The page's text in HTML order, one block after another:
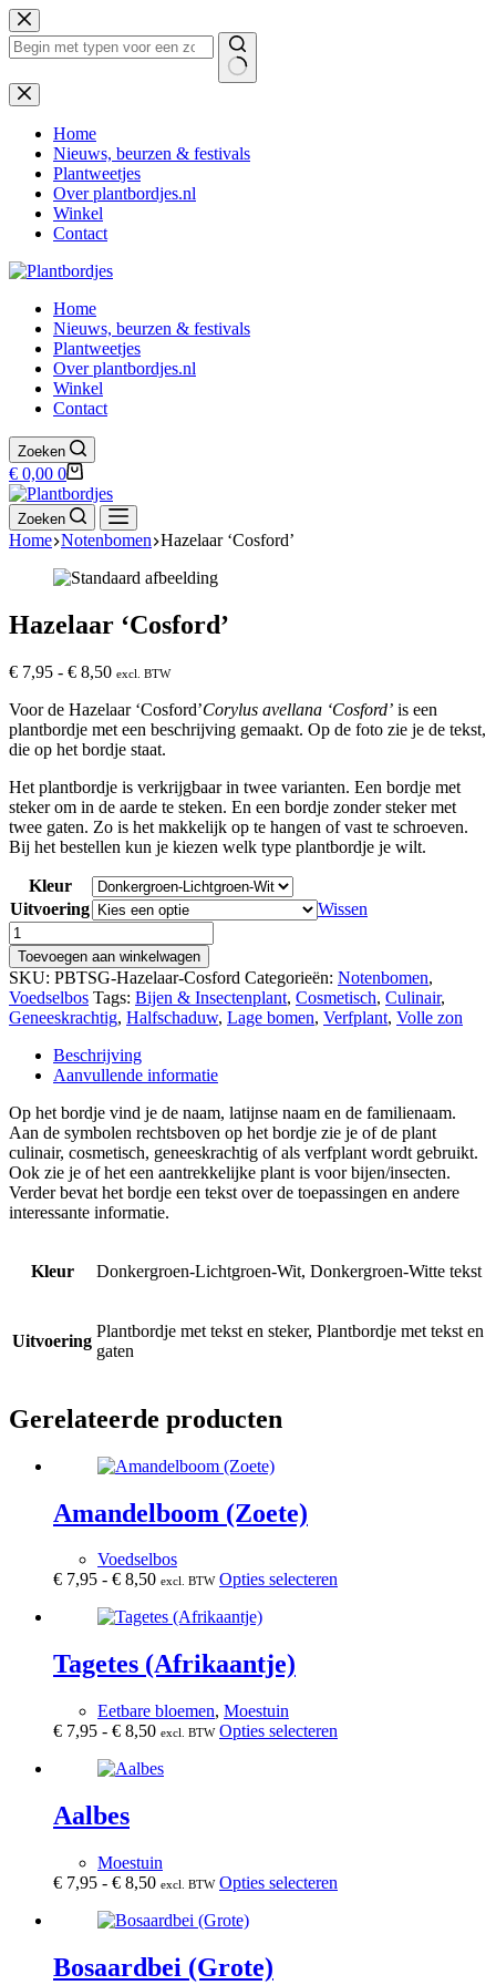
Ga
naar
de
Geen
resultaten
Home
Nieuws, beurzen & festivals
Plantweetjes
Over plantbordjes.nl
Winkel
Contact
Home
Nieuws, beurzen & festivals
Plantweetjes
Over plantbordjes.nl
Winkel
Contact
Zoeken
Winkelwagen
€ 0,00 0
Zoeken
Home Notenbomen Hazelaar ‘Cosford’
Hazelaar ‘Cosford’
€ 7,95 - € 8,50Prijsklasse:
tot
€ 8,50
excl. BTW
Voor de Hazelaar ‘Cosford’Corylus avellana ‘Cosford’ is een
plantbordje met een beschrijving gemaakt. Op de foto zie je de tekst,
die op het bordje staat.
Het plantbordje is verkrijgbaar in twee varianten. Een bordje met
steker om in de aarde te steken. En een bordje zonder steker met
twee gaten. Zo is het makkelijk op te hangen of vast te schroeven.
Bij het bestellen kun je kiezen welk type plantbordje je wilt.
Kleur
Uitvoering
Wissen
Hazelaar
'Cosford'
aantal
Toevoegen aan winkelwagen
SKU: PBTSG-Hazelaar-Cosford Categorieën: Notenbomen,
Voedselbos Tags: Bijen & Insectenplant, Cosmetisch, Culinair,
Geneeskrachtig, Halfschaduw, Lage bomen, Verfplant, Volle zon
Beschrijving
Aanvullende informatie
Op het bordje vind je de naam, latijnse naam en de familienaam.
Aan de symbolen rechtsboven op het bordje zie je of de plant
culinair, cosmetisch, geneeskrachtig of als verfplant wordt gebruikt.
Ook zie je of het een aantrekkelijke plant is voor bijen/insecten.
Verder bevat het bordje een tekst over de toepassingen en andere
interessante informatie.
Kleur Donkergroen-Lichtgroen-Wit, Donkergroen-Witte tekst
Uitvoering
Plantbordje met tekst en steker, Plantbordje met tekst en
gaten
Gerelateerde producten
Amandelboom (Zoete)
Voedselbos
€ 7,95 - € 8,50Prijsklasse:
tot
excl. BTW Opties selecteren
gekozen
Tagetes (Afrikaantje)
Eetbare bloemen, Moestuin
€ 7,95 - € 8,50Prijsklasse:
tot
excl. BTW Opties selecteren
gekozen
Aalbes
Moestuin
€ 7,95 - € 8,50Prijsklasse:
tot
excl. BTW Opties selecteren
Bosaardbei (Grote)